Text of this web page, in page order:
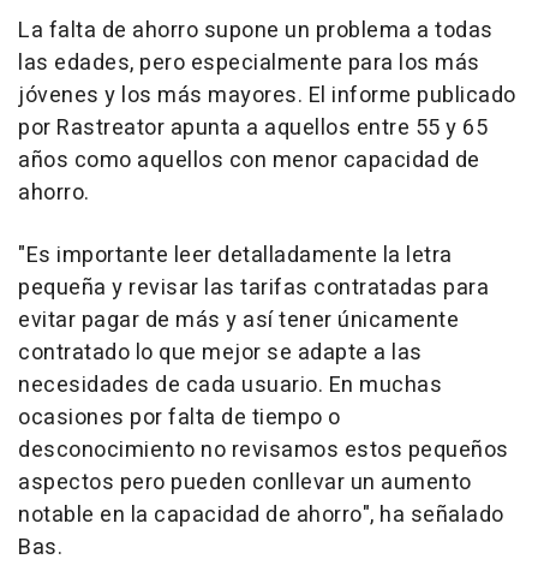
La falta de ahorro supone un problema a todas
las edades, pero especialmente para los más
jóvenes y los más mayores. El informe publicado
por Rastreator apunta a aquellos entre 55 y 65
años como aquellos con menor capacidad de
ahorro.
"Es importante leer detalladamente la letra
pequeña y revisar las tarifas contratadas para
evitar pagar de más y así tener únicamente
contratado lo que mejor se adapte a las
necesidades de cada usuario. En muchas
ocasiones por falta de tiempo o
desconocimiento no revisamos estos pequeños
aspectos pero pueden conllevar un aumento
notable en la capacidad de ahorro", ha señalado
Bas.